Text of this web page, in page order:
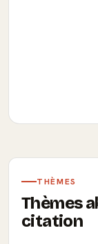
THÈMES
Thèmes
citation